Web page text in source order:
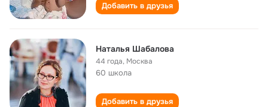
Добавить в друзья
Наталья Шабалова
44 года, Москва
60 школа
Добавить в друзья